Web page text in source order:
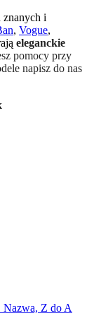
znanych i
, Vogue,
eleganckie
pomocy przy
napisz do nas
Nazwa, Z do A